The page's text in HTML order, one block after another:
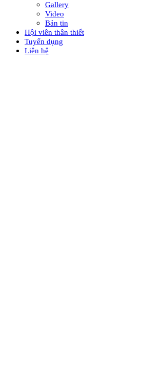
Gallery
Video
Bản tin
Hội viên thân thiết
Tuyển dụng
Liên hệ